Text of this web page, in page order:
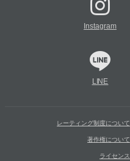
Instagram
LINE
レーティング制度について
著作権について
ライセンス